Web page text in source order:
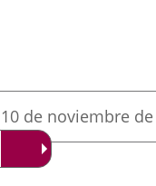
Fecha
de
noticia
10 de noviembre